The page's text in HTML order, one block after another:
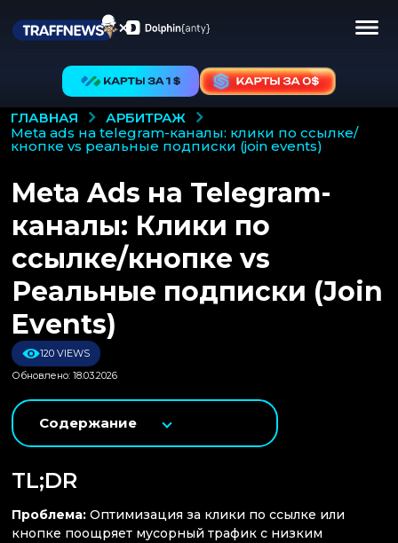
ГЛАВНАЯ
АРБИТРАЖ
meta ads на telegram-каналы: клики по ссылке/
кнопке vs реальные подписки (join events)
Meta Ads на Telegram-
каналы: Клики по
ссылке/кнопке vs
Реальные подписки (Join
Events)
120 VIEWS
Обновлено: 18.03.2026
Содержание
TL;DR
Проблема: Оптимизация за клики по ссылке или
кнопке поощряет мусорный трафик с низким